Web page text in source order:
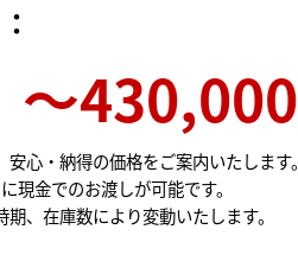
〜430,000
心・納得の価格をご案内いたします。
現金でのお渡しが可能です。
、在庫数により変動いたします。